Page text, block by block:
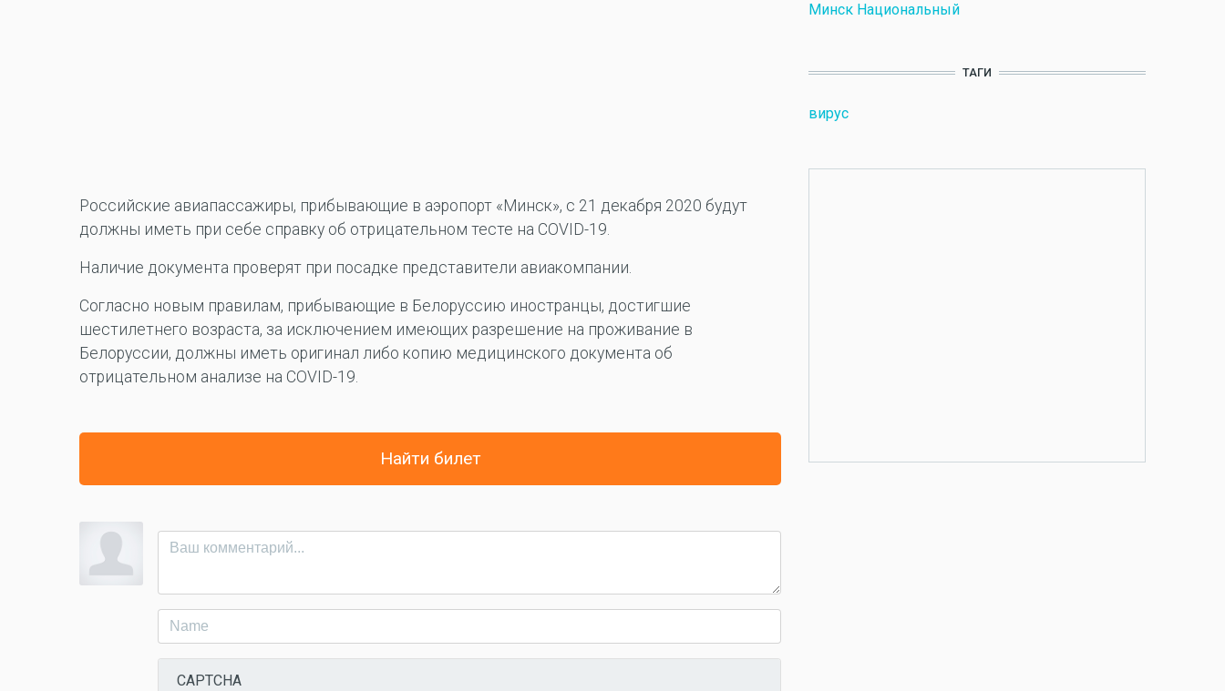
Российские авиапассажиры, прибывающие в аэропорт «Минск», с 21 декабря 2020 будут
должны иметь при себе справку об отрицательном тесте на COVID-19.
Наличие документа проверят при посадке представители авиакомпании.
Согласно новым правилам, прибывающие в Белоруссию иностранцы, достигшие
шестилетнего возраста, за исключением имеющих разрешение на проживание в
Белоруссии, должны иметь оригинал либо копию медицинского документа об
отрицательном анализе на COVID-19.
Найти билет
CAPTCHA
Минск Национальный
ТАГИ
вирус